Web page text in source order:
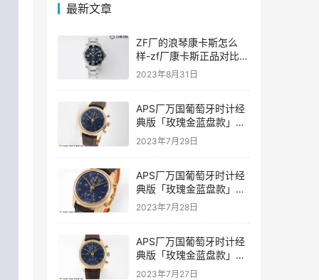
最新文章
ZF厂的浪琴康卡斯怎么
样-zf厂康卡斯正品对比评
价如何
2023年8月31日
APS厂万国葡萄牙时计经
典版「玫瑰金蓝盘款」复
刻表是否会一眼假-APS手
2023年7月29日
APS厂万国葡萄牙时计经
典版「玫瑰金蓝盘款」复
刻表值得入手吗-APS手表
2023年7月28日
APS厂万国葡萄牙时计经
典版「玫瑰金蓝盘款」复
刻表具有破绽吗-APS手表
2023年7月27日